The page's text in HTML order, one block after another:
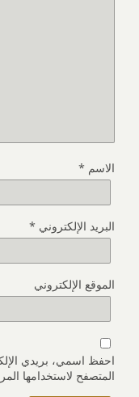
الاسم *
البريد الإلكتروني *
الموقع الإلكتروني
احفظ اسمي، بريدي
المتصفح لاستخدامها